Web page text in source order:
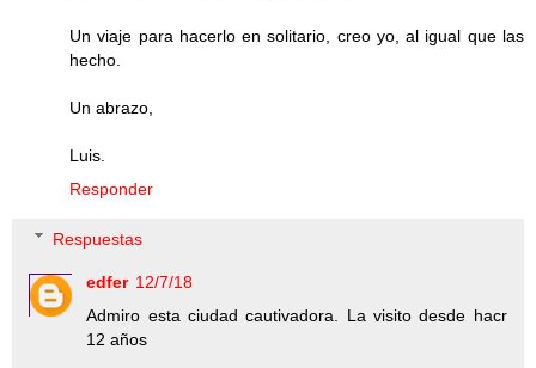
Un viaje para hacerlo en solitario, creo yo, al igual que las
hecho.
Un abrazo,
Luis.
Responder
Respuestas
edfer 12/7/18
Admiro esta ciudad cautivadora. La visito desde hacr
12 años